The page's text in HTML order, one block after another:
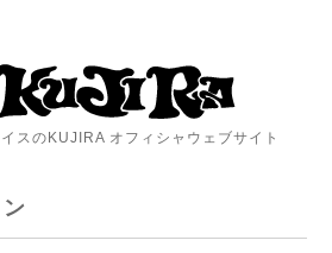
スのKUJIRA オフィシャウェブサイト